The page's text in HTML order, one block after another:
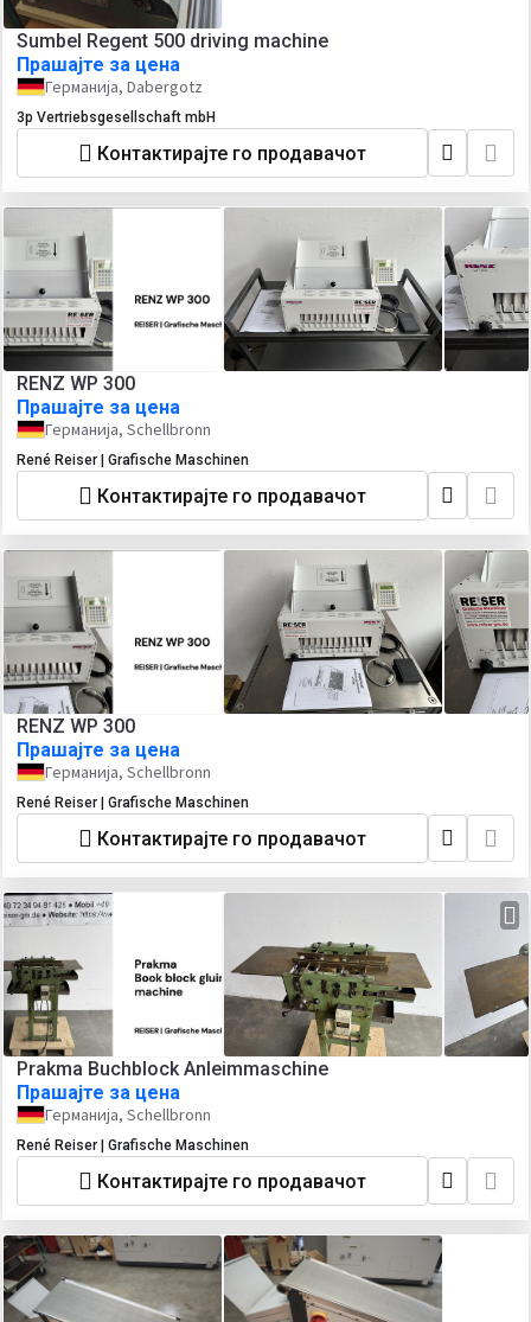
Sumbel Regent 500 driving machine
Прашајте за цена
Германија, Dabergotz
3p Vertriebsgesellschaft mbH
Контактирајте го продавачот
RENZ WP 300
Прашајте за цена
Германија, Schellbronn
René Reiser | Grafische Maschinen
Контактирајте го продавачот
RENZ WP 300
Прашајте за цена
Германија, Schellbronn
René Reiser | Grafische Maschinen
Контактирајте го продавачот
Prakma Buchblock Anleimmaschine
Прашајте за цена
Германија, Schellbronn
René Reiser | Grafische Maschinen
Контактирајте го продавачот